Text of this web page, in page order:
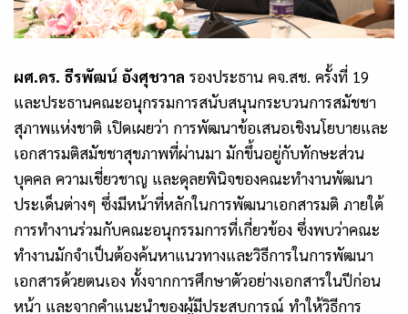
ผศ.ดร. ธีรพัฒน์ อังศุชวาล รองประธาน คจ.สช. ครั้งที่ 19
และประธานคณะอนุกรรมการสนับสนุนกระบวนการสมัชชา
สุภาพแห่งชาติ เปิดเผยว่า การพัฒนาข้อเสนอเชิงนโยบายและ
เอกสารมติสมัชชาสุขภาพที่ผ่านมา มักขึ้นอยู่กับทักษะส่วน
บุคคล ความเชี่ยวชาญ และดุลยพินิจของคณะทำงานพัฒนา
ประเด็นต่างๆ ซึ่งมีหน้าที่หลักในการพัฒนาเอกสารมติ ภายใต้
การทำงานร่วมกับคณะอนุกรรมการที่เกี่ยวข้อง ซึ่งพบว่าคณะ
ทำงานมักจำเป็นต้องค้นหาแนวทางและวิธีการในการพัฒนา
เอกสารด้วยตนเอง ทั้งจากการศึกษาตัวอย่างเอกสารในปีก่อน
หน้า และจากคำแนะนำของผู้มีประสบการณ์ ทำให้วิธีการ